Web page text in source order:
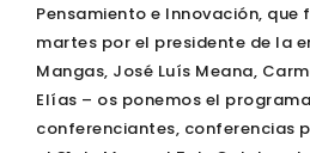
Pensamiento e Innovación,
martes por el presidente de la
Mangas, José Luís Meana,
Elías – os ponemos el
conferenciantes, conferencias